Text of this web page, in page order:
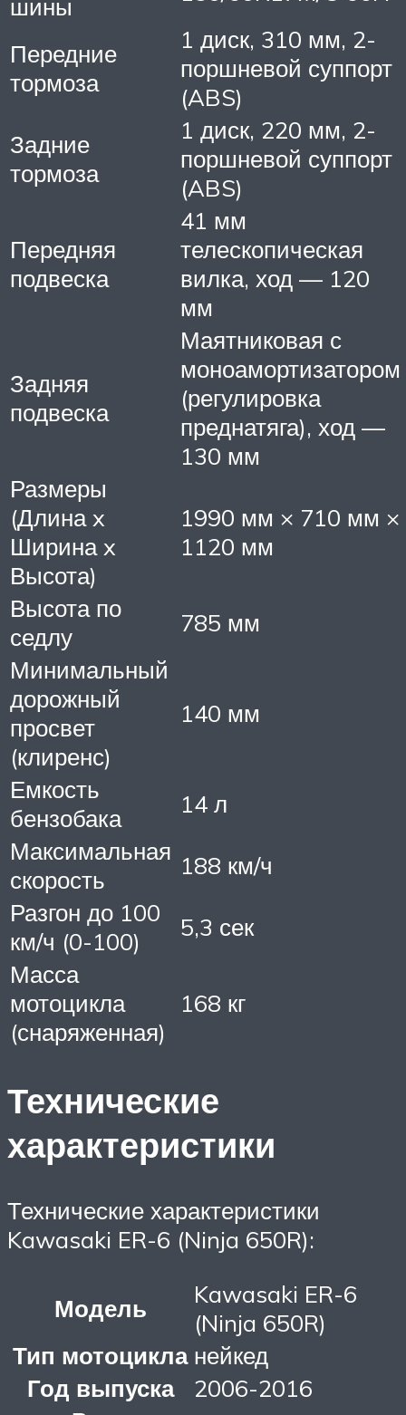
шины
Передние
тормоза
1 диск, 310 мм, 2-
поршневой суппорт
(ABS)
Задние
тормоза
1 диск, 220 мм, 2-
поршневой суппорт
(ABS)
Передняя
подвеска
41 мм
телескопическая
вилка, ход — 120
мм
Задняя
подвеска
Маятниковая с
моноамортизатором
(регулировка
преднатяга), ход —
130 мм
Размеры
(Длина x
Ширина x
Высота)
1990 мм × 710 мм ×
1120 мм
Высота по
седлу
785 мм
Минимальный
дорожный
просвет
(клиренс)
140 мм
Емкость
бензобака
14 л
Максимальная
скорость
188 км/ч
Разгон до 100
км/ч (0-100)
5,3 сек
Масса
мотоцикла
(снаряженная)
168 кг
Технические
характеристики
Технические характеристики
Kawasaki ER-6 (Ninja 650R):
Модель
Kawasaki ER-6
(Ninja 650R)
Тип мотоцикла нейкед
Год выпуска
2006-2016